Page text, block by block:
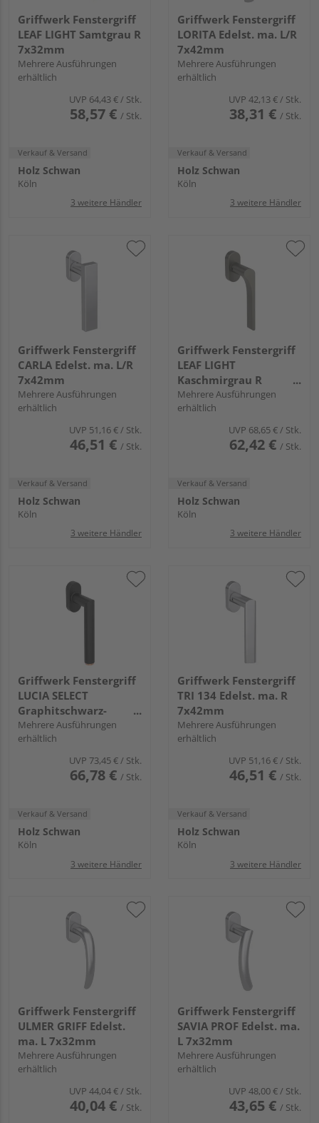
Griffwerk Fenstergriff
LEAF LIGHT Samtgrau R
7x32mm
Mehrere Ausführungen
erhältlich
UVP 64,43 € / Stk.
58,57 € / Stk.
Verkauf & Versand
Holz Schwan
Köln
3 weitere Händler
Griffwerk Fenstergriff
LORITA Edelst. ma. L/R
7x42mm
Mehrere Ausführungen
erhältlich
UVP 42,13 € / Stk.
38,31 € / Stk.
Verkauf & Versand
Holz Schwan
Köln
3 weitere Händler
Griffwerk Fenstergriff
CARLA Edelst. ma. L/R
7x42mm
Mehrere Ausführungen
erhältlich
UVP 51,16 €/ Stk.
46,51 € / Stk.
Verkauf & Versand
Holz Schwan
Köln
3 weitere Händler
Griffwerk Fenstergriff
LEAF LIGHT
Kaschmirgrau R
7x42mm
Mehrere Ausführungen
erhältlich
UVP 68,65 €/ Stk.
62,42 € / Stk.
Verkauf & Versand
Holz Schwan
Köln
3 weitere Händler
Griffwerk Fenstergriff
LUCIA SELECT
Graphitschwarz-
Kupfer L 7x32mm
Mehrere Ausführungen
erhältlich
UVP 73,45 €/ Stk.
66,78 € / Stk.
Verkauf & Versand
Holz Schwan
Köln
3 weitere Händler
Griffwerk Fenstergriff
TRI 134 Edelst. ma. R
7x42mm
Mehrere Ausführungen
erhältlich
UVP 51,16 €/ Stk.
46,51 € / Stk.
Verkauf & Versand
Holz Schwan
Köln
3 weitere Händler
Griffwerk Fenstergriff
ULMER GRIFF Edelst.
ma. L 7x32mm
Mehrere Ausführungen
erhältlich
UVP 44,04 €/ Stk.
40,04 € / Stk.
Griffwerk Fenstergriff
SAVIA PROF Edelst. ma.
L 7x32mm
Mehrere Ausführungen
erhältlich
UVP 48,00 €/ Stk.
43,65 € / Stk.